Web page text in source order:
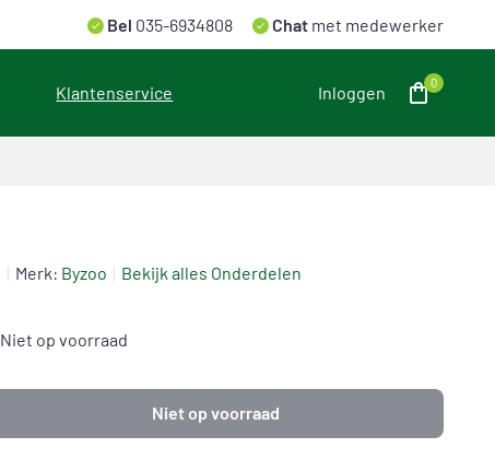
Bel 035-6934808 Chat met medewerker
Klantenservice Inloggen 0
Merk: Byzoo Bekijk alles Onderdelen
Niet op voorraad
Niet op voorraad